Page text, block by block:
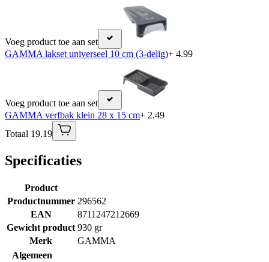
Voeg product toe aan set
GAMMA lakset universeel 10 cm (3-delig)+ 4.99
Voeg product toe aan set
GAMMA verfbak klein 28 x 15 cm+ 2.49
Totaal 19.19
Specificaties
Product
Productnummer 296562
EAN
8711247212669
Gewicht product 930 gr
Merk
GAMMA
Algemeen